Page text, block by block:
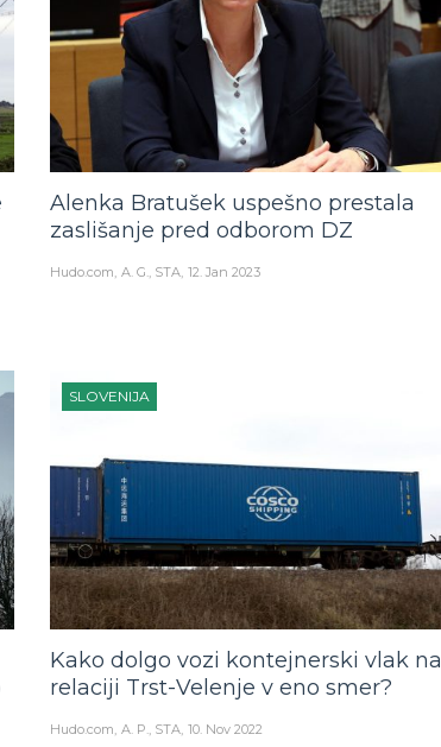
Alenka Bratušek uspešno prestala
zaslišanje pred odborom DZ
Hudo.com A. G., STA 12. Jan 2023
SLOVENIJA
Kako dolgo vozi kontejnerski vlak na
relaciji Trst-Velenje v eno smer?
Hudo.com A. P., STA 10. Nov 2022